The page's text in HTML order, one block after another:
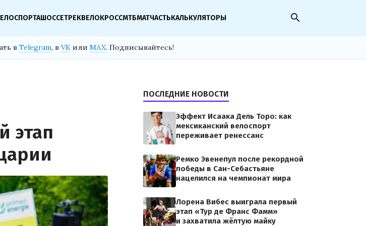
ШОССЕТРЕКВЕЛОКРОССМТБМАТЧАСТЬКАЛЬКУЛЯТОРЫ search
в Telegram, в VK или MAX. Подписывайтесь!
этап
ПОСЛЕДНИЕ НОВОСТИ
Эффект Исаака Дель Торо: как
мексиканский велоспорт
переживает ренессанс
Ремко Эвенепул после рекордной
победы в Сан-Себастьяне
нацелился на чемпионат мира
Лорена Вибес выиграла первый
этап «Тур де Франс Фамм»
и захватила жёлтую майку